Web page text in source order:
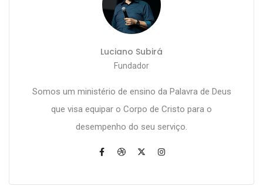
Luciano Subirá
Fundador
Somos um ministério de ensino da Palavra de Deus
que visa equipar o Corpo de Cristo para o
desempenho do seu serviço.